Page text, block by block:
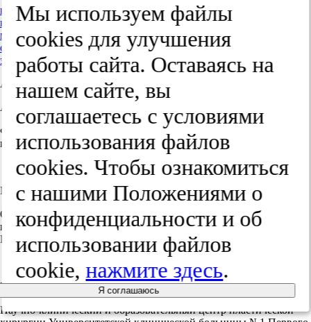
комплексная реабилитация
классификация
микрохирургическая реконструкция
обтуратор верхней челюсти
эктопротез глазницы на очковой оправе
Авторы / Authors:
Андрей Павлович Поляков
ФГБУ «Московский научно-исследовательский онкологический
институт им. П.А. Герцена» Минздрава России
ORCID:0000-0003-2095-5931
Михаил Владимирович Ратушный
Отделение микрохирургии Московского научно-
исследовательского онкологического института им. П.А.
Герцена Минздрава РФ
ORCID:
Решетов И.В.
Научно-клинический и образовательный центр пластической
Мы используем файлы
cооkies для улучшения
работы сайта. Оставаясь на
нашем сайте, вы
соглашаетесь с условиями
использования файлов
cооkies. Чтобы ознакомиться
с нашими Положениями о
конфиденциальности и об
использовании файлов
cookie,нажмите здесь.
Я соглашаюсь